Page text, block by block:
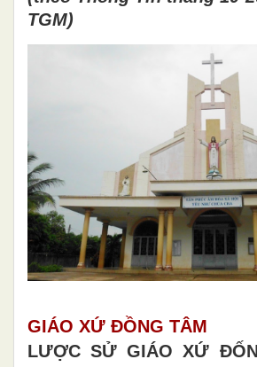
TGM)
GIÁO XỨ ĐỒNG TÂM
LƯỢC SỬ GIÁO XỨ